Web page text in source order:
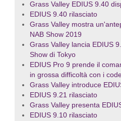
Grass Valley EDIUS 9.40
EDIUS 9.40 rilasciato
Grass Valley mostra
NAB Show 2019
Grass Valley lancia EDIUS
Show di Tokyo
EDIUS Pro 9 prende il
in grossa difficoltà con i
Grass Valley introduce
EDIUS 9.21 rilasciato
Grass Valley presenta
EDIUS 9.10 rilasciato